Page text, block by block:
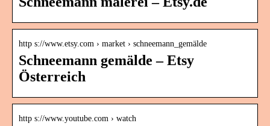
http s://www.etsy.com › market › schneemann_gemälde
Schneemann gemälde – Etsy
Österreich
http s://www.youtube.com › watch